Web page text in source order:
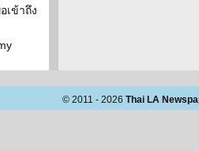
เข้าถึง
© 2011 - 2026 Thai LA